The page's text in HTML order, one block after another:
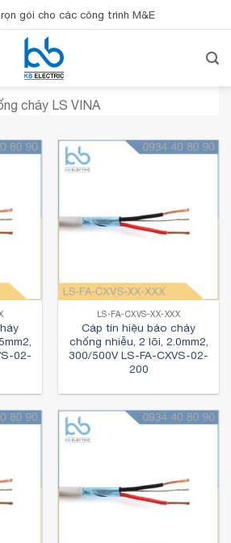
gói cho các công trình M&E
cháy LS VINA
02-
LS-FA-CXVS-XX-XXX
Cáp tín hiệu báo cháy
chống nhiễu, 2 lõi, 2.0mm2,
300/500V LS-FA-CXVS-02-
200